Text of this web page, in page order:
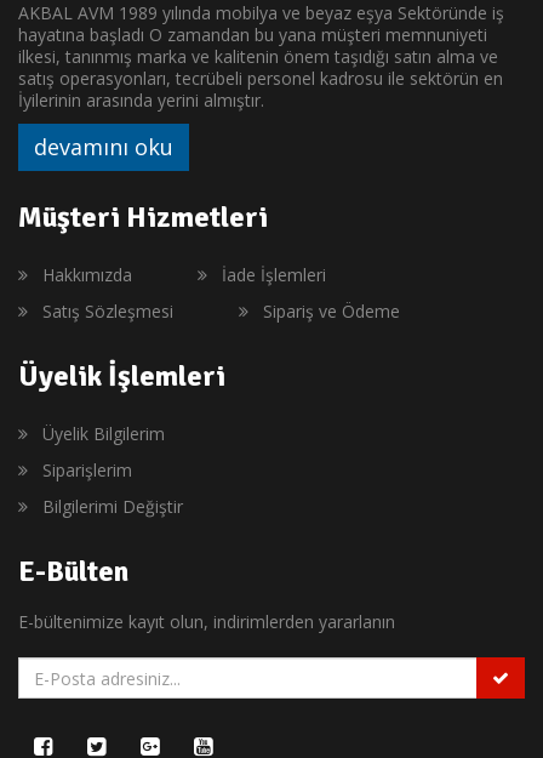
AKBAL AVM 1989 yılında mobilya ve beyaz eşya Sektöründe iş
hayatına başladı O zamandan bu yana müşteri memnuniyeti
ilkesi, tanınmış marka ve kalitenin önem taşıdığı satın alma ve
satış operasyonları, tecrübeli personel kadrosu ile sektörün en
İyilerinin arasında yerini almıştır.
devamını oku
Müşteri Hizmetleri
Hakkımızda
İade İşlemleri
Satış Sözleşmesi
Sipariş ve Ödeme
Üyelik İşlemleri
Üyelik Bilgilerim
Siparişlerim
Bilgilerimi Değiştir
E-Bülten
E-bültenimize kayıt olun, indirimlerden yararlanın